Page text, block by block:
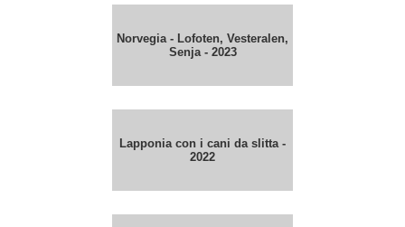
Norvegia - Lofoten, Vesteralen,
Senja - 2023
Lapponia con i cani da slitta -
2022